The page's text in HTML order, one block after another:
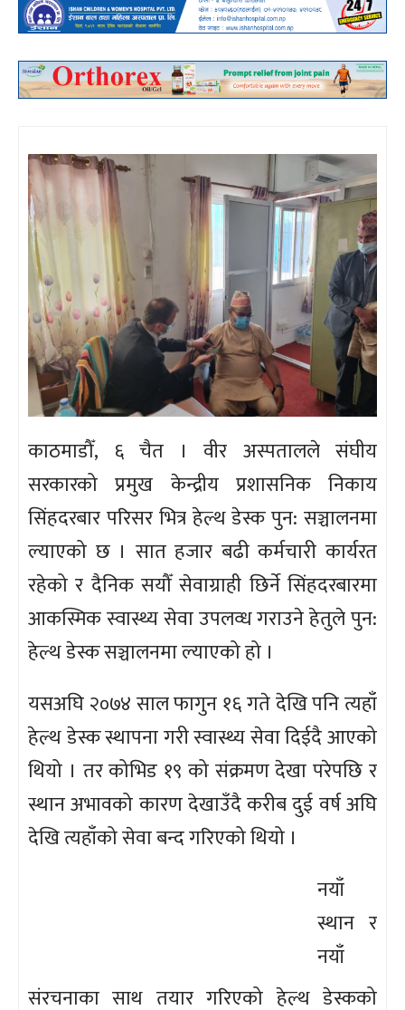
काठमाडौँ, ६ चैत । वीर अस्पतालले संघीय
सरकारको प्रमुख केन्द्रीय प्रशासनिक निकाय
सिंहदरबार परिसर भित्र हेल्थ डेस्क पुन: सञ्चालनमा
ल्याएको छ । सात हजार बढी कर्मचारी कार्यरत
रहेको र दैनिक सयौँ सेवाग्राही छिर्ने सिंहदरबारमा
आकस्मिक स्वास्थ्य सेवा उपलव्ध गराउने हेतुले पुन:
हेल्थ डेस्क सञ्चालनमा ल्याएको हो ।
यसअघि २०७४ साल फागुन १६ गते देखि पनि त्यहाँ
हेल्थ डेस्क स्थापना गरी स्वास्थ्य सेवा दिईदै आएको
थियो । तर कोभिड १९ को संक्रमण देखा परेपछि र
स्थान अभावको कारण देखाउँदै करीब दुई वर्ष अघि
देखि त्यहाँको सेवा बन्द गरिएको थियो ।
नयाँ
स्थान र
नयाँ
संरचनाका साथ तयार गरिएको हेल्थ डेस्कको